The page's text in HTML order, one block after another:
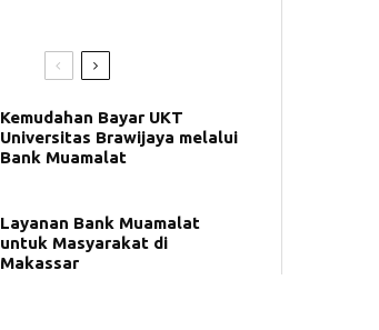
Kemudahan Bayar UKT
Universitas Brawijaya melalui
Bank Muamalat
Layanan Bank Muamalat
untuk Masyarakat di
Makassar